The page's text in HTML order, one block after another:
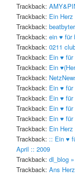
Trackback:
Trackback: Ein
Trackback:
Trackback:ein ♥ für
Trackback:0211
Trackback: Ein ♥ für
Trackback: Ein
Trackback:
Trackback: Ein ♥ für
Trackback: Ein ♥
Trackback: Ein ♥ für
Trackback: Ein ♥ für
Trackback: Ein
Trackback: :: Ein ♥
April :: 2009
Trackback:dl_blog
Trackback:Ans